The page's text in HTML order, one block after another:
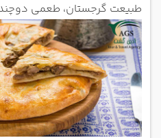
طبیعت گرجستان، طعمی